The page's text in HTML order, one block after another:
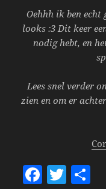
Oehhh ik ben echt
looks :3 Dit keer
nodig hebt, en
Lees snel verder
zien en om er
F T